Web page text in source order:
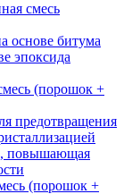
смесь
основе битума
эпоксида
(порошок +
предотвращения
повышающая
(порошок +